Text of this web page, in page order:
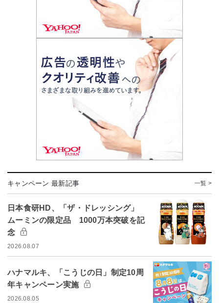
キャンペーン 最新記事 一覧 >
日本食研HD、「ザ・ドレッシング」
ムーミンの限定品 1000万本突破を記
念
2026.08.07
ハナマルキ、「こうじの日」制定10周
年キャンペーン実施
2026.08.05